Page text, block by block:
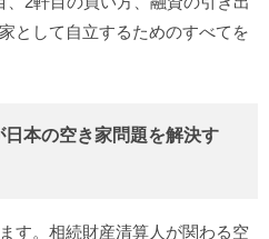
として自立するためのすべてを
本の空き家問題を解決す
す。相続財産清算人が関わる空